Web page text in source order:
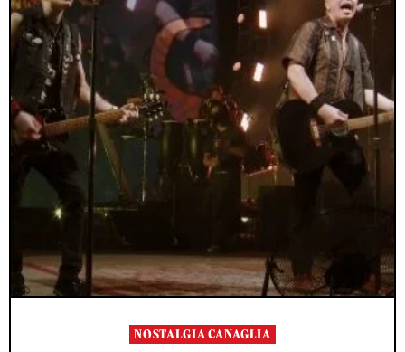
NOSTALGIA CANAGLIA